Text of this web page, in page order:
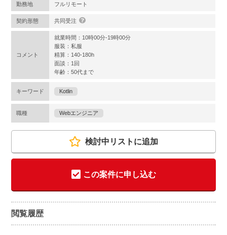
勤務地 フルリモート
契約形態 共同受注
コメント
就業時間：10時00分-19時00分
服装：私服
精算：140-180h
面談：1回
年齢：50代まで
キーワード Kotlin
職種 Webエンジニア
検討中リストに追加
この案件に申し込む
閲覧履歴